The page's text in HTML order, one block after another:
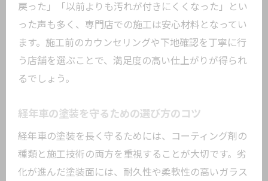
戻った」「以前よりも汚れが付きにくくなった」とい
った声も多く、専門店での施工は安心材料となってい
ます。施工前のカウンセリングや下地確認を丁寧に行
う店舗を選ぶことで、満足度の高い仕上がりが得られ
るでしょう。
経年車の塗装を守るための選び方のコツ
経年車の塗装を長く守るためには、コーティング剤の
種類と施工技術の両方を重視することが大切です。劣
化が進んだ塗装面には、耐久性や柔軟性の高いガラス